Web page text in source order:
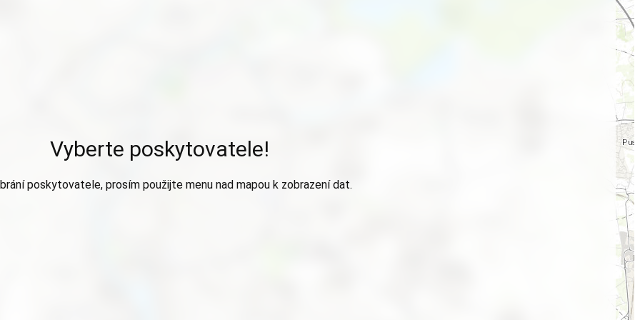
Vyberte poskytovatele!
poskytovatele, prosím použijte menu nad mapou k zobrazení dat.